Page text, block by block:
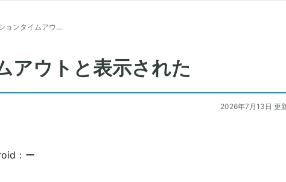
ョンタイムアウ…
アウトと表示された
2026年7月13日 更
：ー